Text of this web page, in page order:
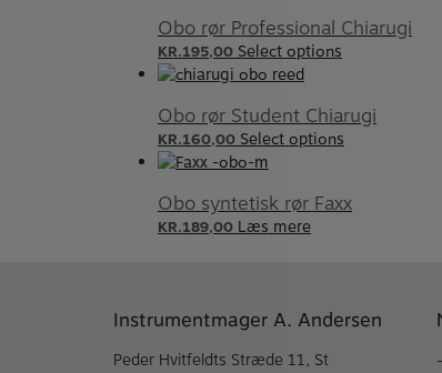
Obo rør Professional Chiarugi
KR.195,00 Select options
Obo rør Student Chiarugi
KR.160,00 Select options
Obo syntetisk rør Faxx
KR.189,00 Læs mere
Instrumentmager A. Andersen
Peder Hvitfeldts Stræde 11, St